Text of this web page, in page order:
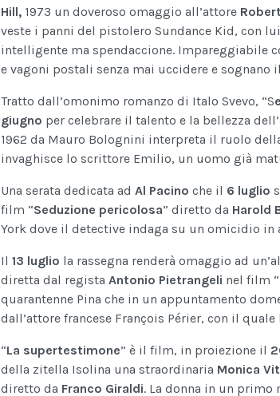
Hill, 1973 un doveroso omaggio all’attore
veste i panni del pistolero Sundance Kid, con lui
intelligente ma spendaccione. Impareggiabile
e vagoni postali senza mai uccidere e sognano
Tratto dall’omonimo romanzo di Italo Svevo, “S
giugno per celebrare il talento e la bellezza
1962 da Mauro Bolognini interpreta il ruolo
invaghisce lo scrittore Emilio, un uomo già
Una serata dedicata ad Al Pacino che il 6 luglio
film “Seduzione pericolosa” diretto da Harold
York dove il detective indaga su un omicidio in
Il 13 luglio la rassegna renderà omaggio ad
diretta dal regista Antonio Pietrangeli nel film “
quarantenne Pina che in un appuntamento
dall’attore francese François Périer, con il
“La supertestimone” è il film, in proiezione il
della zitella Isolina una straordinaria Monica
diretto da Franco Giraldi. La donna in un primo